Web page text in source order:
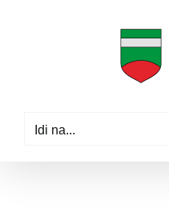
Idi na...